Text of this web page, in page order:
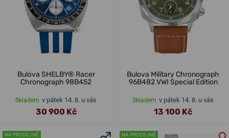
Bulova SHELBY® Racer
Chronograph 98B452
Skladem v pátek 14. 8. u vás
30 900 Kč
Bulova Military Chronograph
96B482 VWI Special Edition
Skladem v pátek 14. 8. u vás
13 100 Kč
NA PRODEJNĚ NA PRODEJNĚ